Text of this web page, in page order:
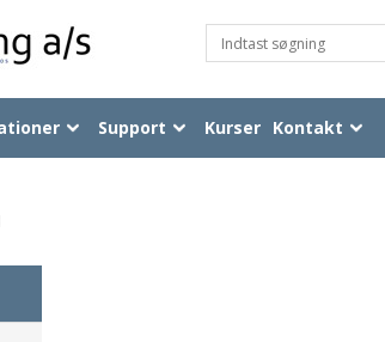
Support Kurser Kontakt